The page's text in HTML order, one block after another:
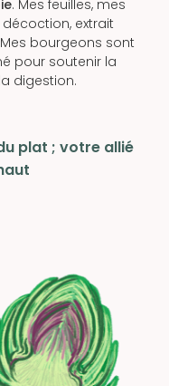
. Mes feuilles, mes
extrait
bourgeons sont
pour soutenir la
digestion.
plat ; votre allié